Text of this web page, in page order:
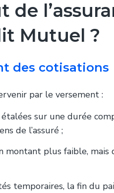
de
Mutuel ?
des cotisations
par le versement :
étalées sur une durée
de l’assuré ;
montant plus faible,
temporaires, la fin du